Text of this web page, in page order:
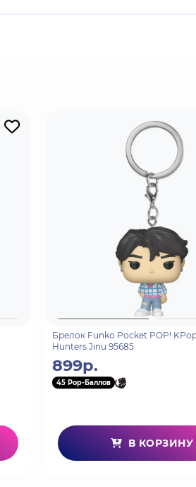
и пока что
и привлёк миллионы
Брелок Funko Pocket POP!
Hunters Jinu 95685
899р.
45 Pop-Баллов
В КОРЗИНУ